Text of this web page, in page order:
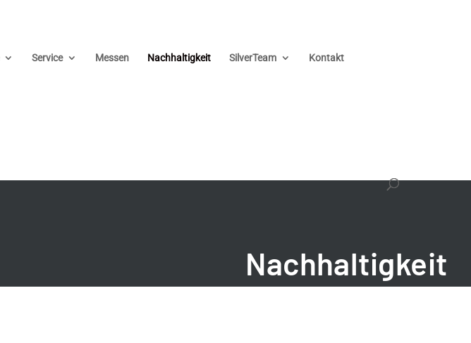
Service Messen Nachhaltigkeit SilverTeam Kontakt
Nachhaltigkeit